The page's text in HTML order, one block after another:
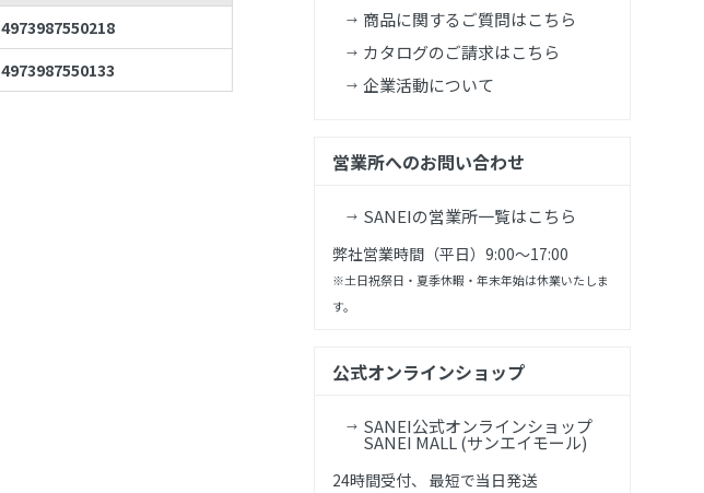
4973987550218
4973987550133
商品に関するご質問はこちら
カタログのご請求はこちら
企業活動について
営業所へのお問い合わせ
SANEIの営業所一覧はこちら
弊社営業時間（平日）9:00～17:00
※土日祝祭日・夏季休暇・年末年始は休業いたしま
す。
公式オンラインショップ
SANEI公式オンラインショップ
SANEI MALL (サンエイモール)
24時間受付、 最短で当日発送